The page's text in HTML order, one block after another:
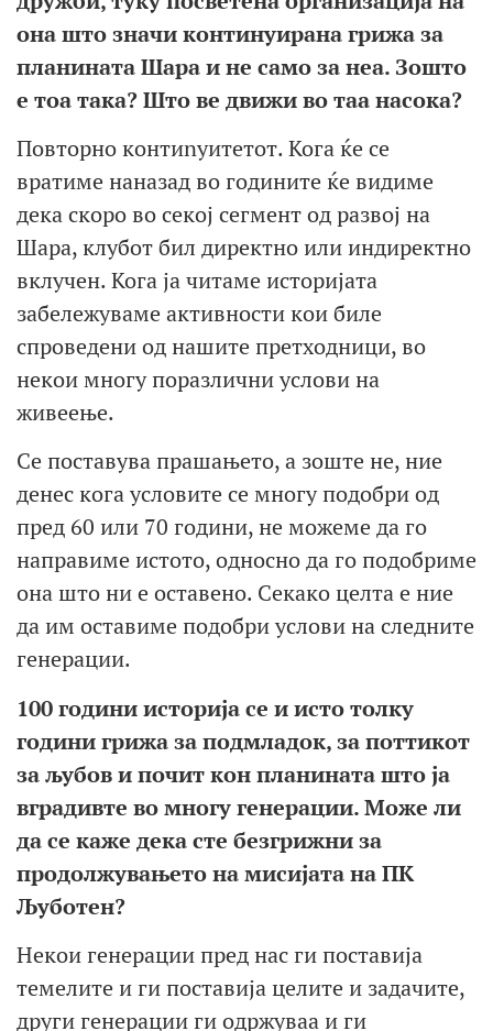
она што значи континуирана грижа за
планината Шара и не само за неа. Зошто
е тоа така? Што ве движи во таа насока?
Повторно контиnуитетот. Кога ќе се
вратиме наназад во годините ќе видиме
дека скоро во секој сегмент од развој на
Шара, клубот бил директно или индиректно
вклучен. Кога ја читаме историјата
забележуваме активности кои биле
спроведени од нашите претходници, во
некои многу поразлични услови на
живеење.
Се поставува прашањето, а зоште не, ние
денес кога условите се многу подобри од
пред 60 или 70 години, не можеме да го
направиме истото, односно да го подобриме
она што ни е оставено. Секако целта е ние
да им оставиме подобри услови на следните
генерации.
100 години историја се и исто толку
години грижа за подмладок, за поттикот
за љубов и почит кон планината што ја
вградивте во многу генерации. Може ли
да се каже дека сте безгрижни за
продолжувањето на мисијата на ПК
Љуботен?
Некои генерации пред нас ги поставија
темелите и ги поставија целите и задачите,
други генерации ги одржуваа и ги